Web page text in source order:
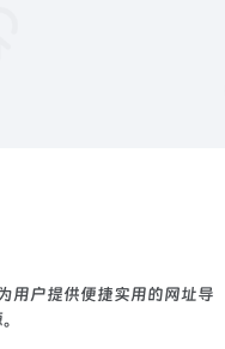
用户提供便捷实用的网址导